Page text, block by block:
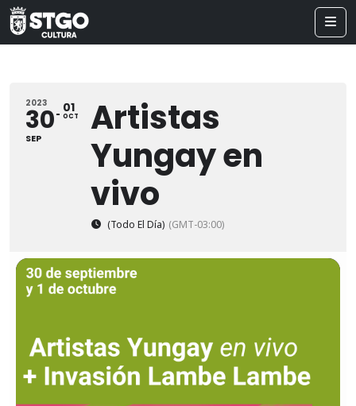
2023
30
SEP
01
OCT
Artistas
Yungay en
vivo
(Todo El Día) (GMT-03:00)